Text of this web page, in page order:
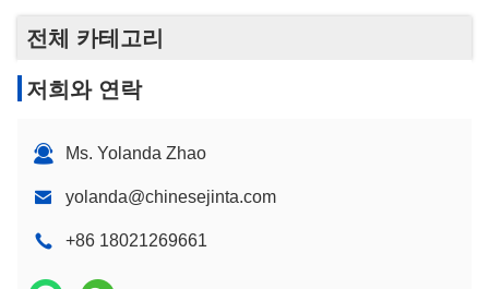
전체 카테고리
저희와 연락
Ms. Yolanda Zhao
yolanda@chinesejinta.com
+86 18021269661